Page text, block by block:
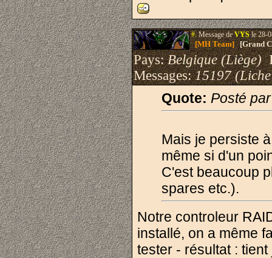
#.Message deVYSle 28-
[MH Team][Grand
Pays:Belgique (Liège)
Messages:15197
Quote: Posté
Mais je persiste
même si d'un
C'est beaucoup
spares etc.).
Notre controleur
installé, on a même
tester - résultat :